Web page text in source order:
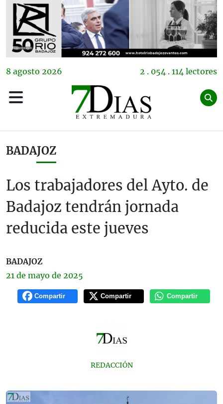
8 agosto 2026 2 . 054 . 114 lectores
BADAJOZ
Los trabajadores del Ayto. de
Badajoz tendrán jornada
reducida este jueves
BADAJOZ
21 de mayo de 2025
Compartir Compartir Compartir
REDACCIÓN